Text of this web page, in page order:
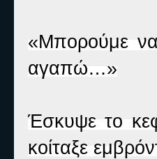
«Μπορούμε
αγαπώ…»
Έσκυψε το
κοίταξε